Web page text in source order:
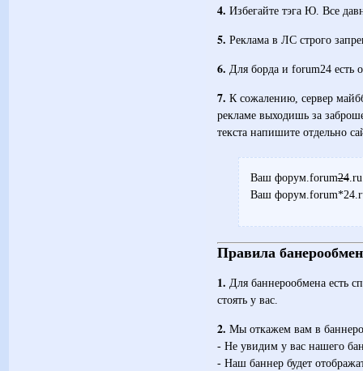
4. Избегайте тэга Ю. Все
5. Реклама в ЛС строго
6. Для борда и forum24 есть
7. К сожалению, сервер
рекламе выходишь за
текста напишите отдельно
Ваш форум.forum24.ru
Ваш
Правила
1. Для баннерообмена есть
стоять у вас.
2. Мы откажем вам в
- Не увидим у вас нашего
- Наш баннер будет